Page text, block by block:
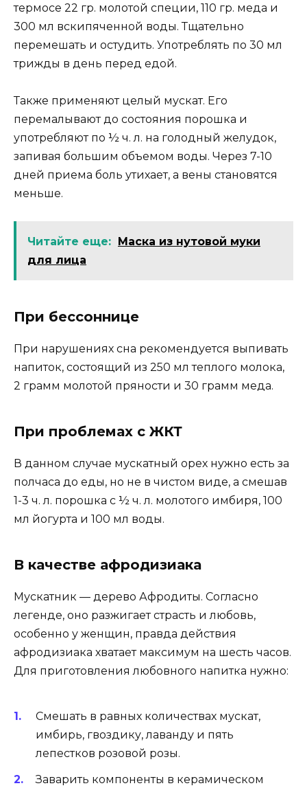
термосе 22 гр. молотой специи, 110 гр. меда и
300 мл вскипяченной воды. Тщательно
перемешать и остудить. Употреблять по 30 мл
трижды в день перед едой.
Также применяют целый мускат. Его
перемалывают до состояния порошка и
употребляют по ½ ч. л. на голодный желудок,
запивая большим объемом воды. Через 7-10
дней приема боль утихает, а вены становятся
меньше.
Читайте еще:
Маска из нутовой муки
для лица
При бессоннице
При нарушениях сна рекомендуется выпивать
напиток, состоящий из 250 мл теплого молока,
2 грамм молотой пряности и 30 грамм меда.
При проблемах с ЖКТ
В данном случае мускатный орех нужно есть за
полчаса до еды, но не в чистом виде, а смешав
1-3 ч. л. порошка с ½ ч. л. молотого имбиря, 100
мл йогурта и 100 мл воды.
В качестве афродизиака
Мускатник — дерево Афродиты. Согласно
легенде, оно разжигает страсть и любовь,
особенно у женщин, правда действия
афродизиака хватает максимум на шесть часов.
Для приготовления любовного напитка нужно:
Смешать в равных количествах мускат,
имбирь, гвоздику, лаванду и пять
лепестков розовой розы.
Заварить компоненты в керамическом